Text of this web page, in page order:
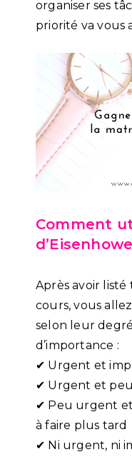
organiser ses
priorité va vous
Comment
Après avoir listé
cours, vous
selon leur
d’importance :
✔ Urgent et
✔ Urgent et
✔ Peu urgent
à faire plus tard
✔ Ni urgent, ni